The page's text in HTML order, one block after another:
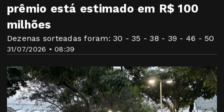
31/07/2026 • 08:39
prêmio está estimado em R$ 100
milhões
Dezenas sorteadas foram: 30 - 35 - 38 - 39 - 46 - 50